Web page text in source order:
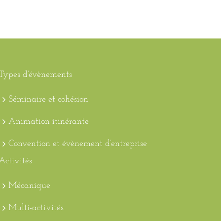
d’évènements
Séminaire et cohésion
Animation itinérante
Convention et évènement d’entreprise
Mécanique
Multi-activités